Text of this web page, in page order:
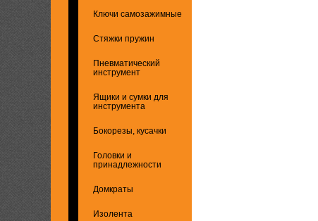
Ключи самозажимные
Стяжки пружин
Пневматический
инструмент
Ящики и сумки для
инструмента
Бокорезы, кусачки
Головки и
принадлежности
Домкраты
Изолента